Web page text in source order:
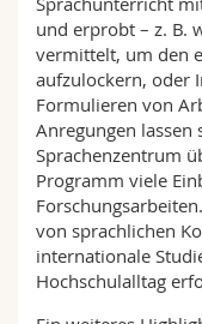
und erprobt – z. B.
vermittelt, um den
aufzulockern, oder
Formulieren von
Anregungen lassen
Sprachenzentrum
Programm viele
von sprachlichen
internationale
Hochschulalltag